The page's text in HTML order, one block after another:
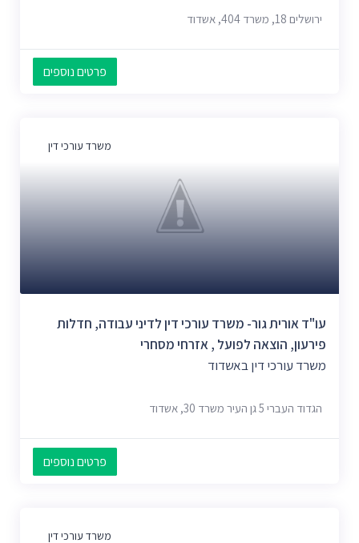
ירושלים 18, משרד 404, אשדוד
פרטים נוספים
משרד עורכי דין
עו"ד אורית גור- משרד עורכי דין לדיני עבודה, חדלות
פירעון, הוצאה לפועל , אזרחי מסחרי
משרד עורכי דין באשדוד
הגדוד העברי 5 גן העיר משרד 30, אשדוד
פרטים נוספים
משרד עורכי דין